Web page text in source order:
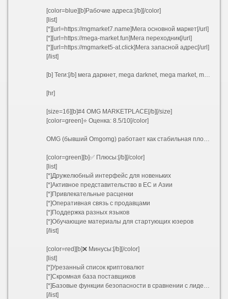
[color=blue][b]Рабочие адреса:[/b][/color]
[list]
[*][url=https://mgmarket7.name]Мега основной маркет[/url]
[*][url=https://mega-market.fun]Мега переходник[/url]
[*][url=https://mgmarket5-at.click]Мега запасной адрес[/url]
[/list]
[b] Теги:[/b] мега даркнет, mega darknet, mega market, mega onion, mega tor, mega official, mega marketplace, mega sb, mgmarket, mgmarket 5at, mgmarket 6at, mgmarket 6 at, mgmarket 5 at, mgmarket 7at
[hr]
[size=16][b]#4 OMG MARKETPLACE[/b][/size]
[color=green]⭐ Оценка: 8.5/10[/color]
OMG (бывший Omgomg) работает как стабильная площадка среднего звена, ориентированная на европейский и азиатский сегменты. Отличный старт для начинающих благодаря простой навигации.
[color=green][b]✅ Плюсы:[/b][/color]
[list]
[*]Дружелюбный интерфейс для новеньких
[*]Активное представительство в ЕС и Азии
[*]Привлекательные расценки
[*]Оперативная связь с продавцами
[*]Поддержка разных языков
[*]Обучающие материалы для стартующих юзеров
[/list]
[color=red][b]❌ Минусы:[/b][/color]
[list]
[*]Урезанный список криптовалют
[*]Скромная база поставщиков
[*]Базовые функции безопасности в сравнении с лидерами
[/list]